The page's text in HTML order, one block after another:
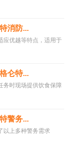
消防...
应优越等特点，适用于
仑特...
务时现场提供饮食保障
警务...
以上多种警务需求